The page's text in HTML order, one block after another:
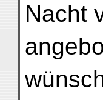
Nacht